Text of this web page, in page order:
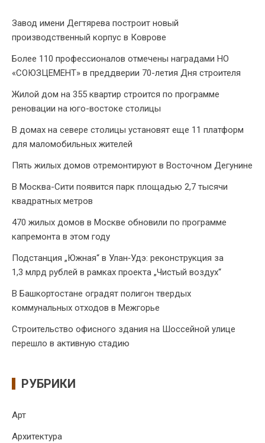
Завод имени Дегтярева построит новый
производственный корпус в Коврове
Более 110 профессионалов отмечены наградами НО
«СОЮЗЦЕМЕНТ» в преддверии 70-летия Дня строителя
Жилой дом на 355 квартир строится по программе
реновации на юго-востоке столицы
В домах на севере столицы установят еще 11 платформ
для маломобильных жителей
Пять жилых домов отремонтируют в Восточном Дегунине
В Москва-Сити появится парк площадью 2,7 тысячи
квадратных метров
470 жилых домов в Москве обновили по программе
капремонта в этом году
Подстанция „Южная“ в Улан‑Удэ: реконструкция за
1,3 млрд рублей в рамках проекта „Чистый воздух“
В Башкортостане оградят полигон твердых
коммунальных отходов в Межгорье
Строительство офисного здания на Шоссейной улице
перешло в активную стадию
РУБРИКИ
Арт
Архитектура